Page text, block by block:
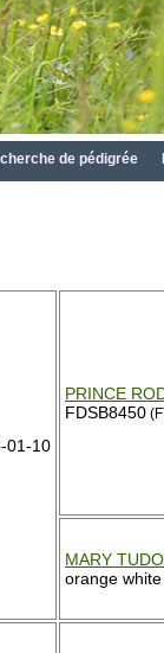
de pédigrée
01-10
PRINCE
FDSB8450
MARY
orange white